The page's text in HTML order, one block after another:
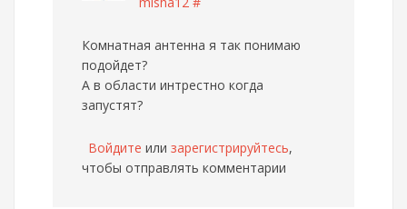
Комнатная антенна я так понимаю
подойдет?
А в области интрестно когда
запустят?
Войдите или зарегистрируйтесь,
чтобы отправлять комментарии